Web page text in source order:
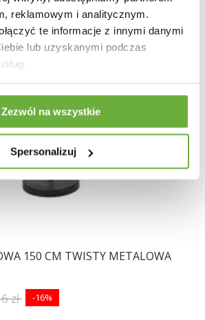
reklamowym i analitycznym.
te informacje z innymi danymi
lub uzyskanymi podczas
Zezwól na wszystkie
Spersonalizuj
150 CM TWISTY METALOWA
zł -16%